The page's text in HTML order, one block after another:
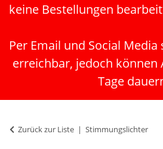
keine Bestellungen
Per Email und Social
erreichbar, jedoch
Tage
Zurück zur Liste Stimmungslichter